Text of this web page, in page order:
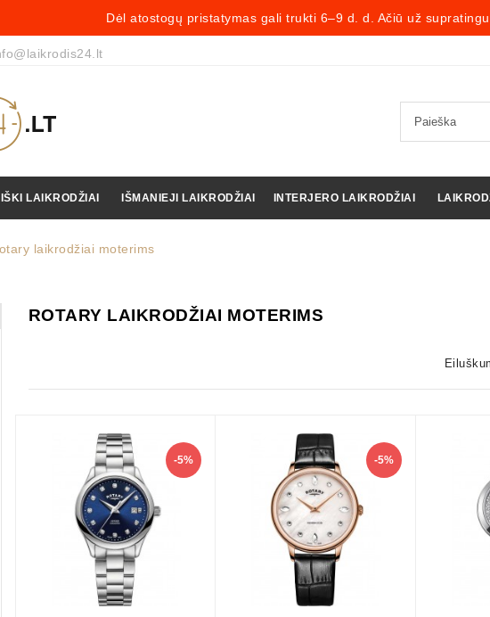
Dėl atostogų pristatymas gali trukti 6–9 d. d. Ačiū už
LAIKRODŽIAI IŠMANIEJI LAIKRODŽIAI INTERJERO LAIKRODŽIAI
laikrodžiai moterims
ROTARY LAIKRODŽIAI MOTERIMS
-5% -5%